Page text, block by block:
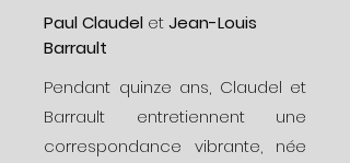
Paul Claudel etJean-Louis
Barrault
Pendant quinze ans, Claudel et
Barrault entretiennent une
correspondance vibrante, née